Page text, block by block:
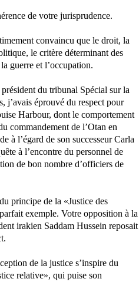
de votre jurisprudence.
convaincu que le droit, la
le critère déterminant des
guerre et l’occupation.
du tribunal Spécial sur la
j’avais éprouvé du respect pour
Harbour, dont le comportement
commandement de l’Otan en
à l’égard de son successeur Carla
à l’encontre du personnel de
de bon nombre d’officiers de
principe de la «Justice des
exemple. Votre opposition à la
irakien Saddam Hussein reposait
de la justice s’inspire du
relative», qui puise son